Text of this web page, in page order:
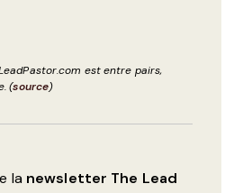
est entre pairs,
(source)
la newsletter The Lead